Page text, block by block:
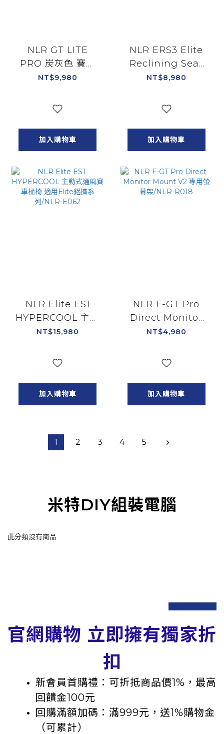
NLR GT LITE
PRO 炭灰色 賽車
椅 賽車架 適用直驅
援各廠牌方向盤 可
疊/NLR-S031GR
NT$9,980
加入購物車
NLR ERS3 Elite
Reclining Seat
透氣網布版 可調整
鋁擠系列/NLR-
NT$8,980
加入購物車
NLR Elite ES1
HYPERCOOL 主動
式通風賽車桶椅 適
列/NLR-E062
NT$15,980
加入購物車
NLR F-GT Pro
Direct Monitor
Mount V2 專用螢
NT$4,980
加入購物車
1 2 3 4 5
米特DIY組裝電腦
此分類沒有商品
prev next
官網購物 立即擁有獨家折
扣
新會員首購禮：可折抵商品價1% ， 最高
回饋金100元
回購滿額加碼：滿999元，送1%購物金
（可累計）